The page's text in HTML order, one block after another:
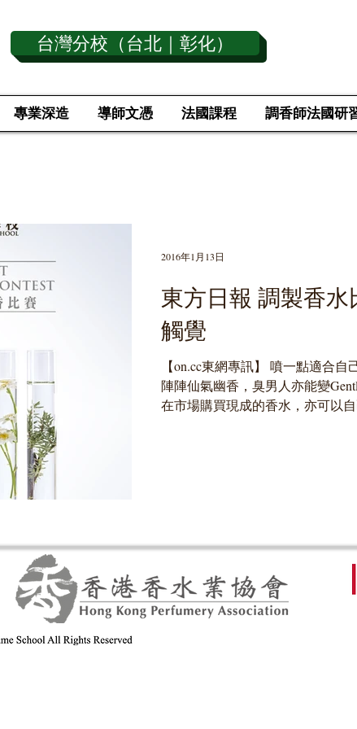
台灣分校（台北｜彰化）
專業深造 導師文憑 法國課程 調香師法國研
東方日報 調製香
觸覺
【on.cc東網專訊】 噴一點適合
陣陣仙氣幽香，臭男人亦能變
在市場購買現成的香水，亦可以
2016年1月13日